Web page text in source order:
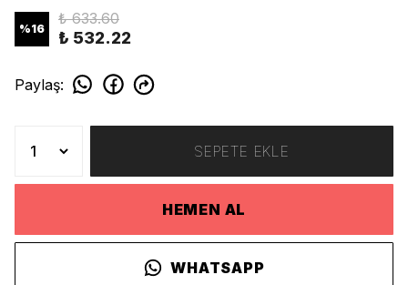
%16
₺ 633.60
₺ 532.22
Paylaş:
SEPETE EKLE
HEMEN AL
WHATSAPP